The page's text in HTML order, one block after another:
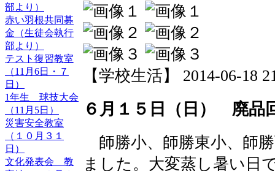
部より）
赤い羽根共同募
金（生徒会執行
部より）
テスト復習教室
（11月6日・７
日）
1年生 球技大会
（11月5日）
災害安全教室
（１０月３１
日）
文化発表会 教
【学校生活】 2014-06-18
６月１５日（日） 廃品
師勝小、師勝東小、師
ました。大変蒸し暑い日